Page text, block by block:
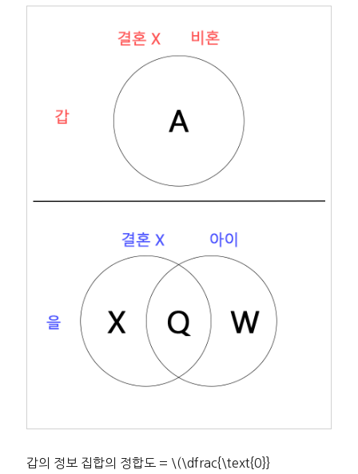
갑의 정보 집합의 정합도 = \(\dfrac{\text{0}}